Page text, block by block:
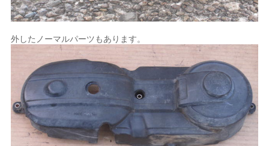
外したノーマルパーツもあります。